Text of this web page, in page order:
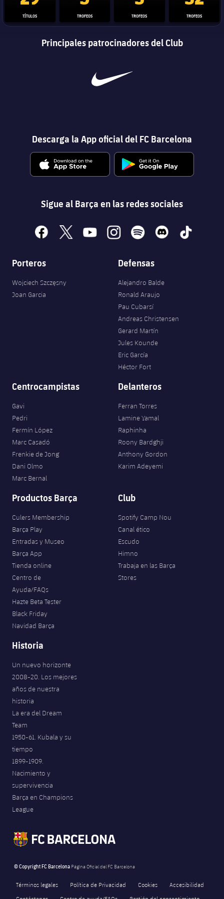
TÍTULOS TROFEOS TROFEOS TROFEOS
Principales patrocinadores del Club
Descarga la App oficial del FC Barcelona
Sigue al Barça en las redes sociales
facebook
x youtubeinstagramspotify discord tiktok
Porteros
Wojciech Szczęsny
Joan Garcia
Defensas
Alejandro Balde
Ronald Araujo
Pau Cubarsí
Andreas Christensen
Gerard Martín
Jules Kounde
Eric García
Héctor Fort
Centrocampistas
Gavi
Pedri
Fermín López
Marc Casadó
Frenkie de Jong
Dani Olmo
Marc Bernal
Delanteros
Ferran Torres
Lamine Yamal
Raphinha
Roony Bardghji
Anthony Gordon
Karim Adeyemi
Productos Barça
Culers Membership
Barça Play
Entradas y Museo
Barça App
Tienda online
Centro de
Ayuda/FAQs
Hazte Beta Tester
Black Friday
Navidad Barça
Club
Spotify Camp Nou
Canal ético
Escudo
Himno
Trabaja en las Barça
Stores
Historia
Un nuevo horizonte
2008-20. Los mejores
años de nuestra
historia
La era del Dream
Team
1950-61. Kubala y su
tiempo
1899-1909.
Nacimiento y
supervivencia
Barça en Champions
League
© Copyright FC Barcelona Página Oficial del FC Barcelona
Términos legales Política de Privacidad Cookies
Accesibilidad